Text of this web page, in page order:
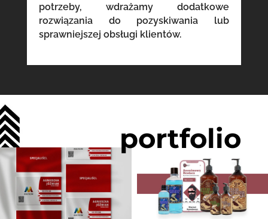
potrzeby, wdrażamy dodatkowe
rozwiązania do pozyskiwania lub
sprawniejszej obsługi klientów.
portfolio